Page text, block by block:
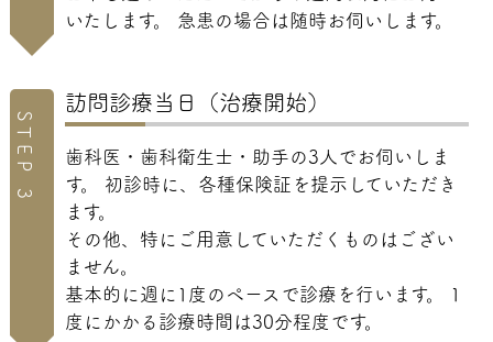
いたします。 急患の場合は随時お伺いします。
STEP 3
訪問診療当日（治療開始）
歯科医・歯科衛生士・助手の3人でお伺いしま
す。 初診時に、各種保険証を提示していただき
ます。
その他、特にご用意していただくものはござい
ません。
基本的に週に1度のペースで診療を行います。 1
度にかかる診療時間は30分程度です。